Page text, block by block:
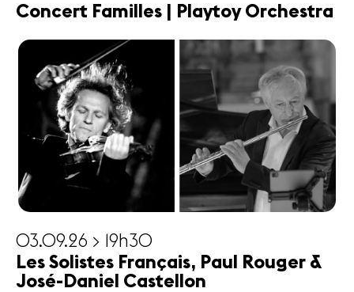
Concert Familles | Playtoy Orchestra
03.09.26 > 19h30
Les Solistes Français, Paul Rouger &
José-Daniel Castellon